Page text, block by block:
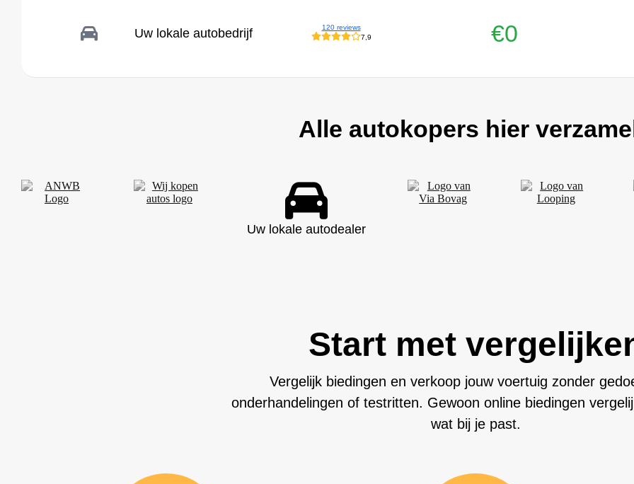
Alle autokopers hier
Uw lokale autodealer
Uw lokale autobedrijf
120 reviews
7,9
€0
Start met
Vergelijk biedingen en verkoop jouw voertuig zonder
onderhandelingen of testritten. Gewoon online biedingen
wat bij je past.